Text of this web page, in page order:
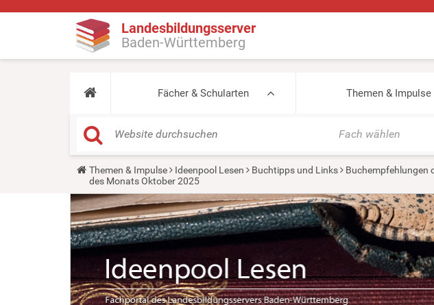
Landesbildungsserver
Baden-Württemberg
Fächer & Schularten Themen & Impulse
Fach wählen
Y
u
a
r
e
h
e
:
Themen & Impulse Ideenpool Lesen Buchtipps und Links Buchempfehlungen
des Monats Oktober 2025